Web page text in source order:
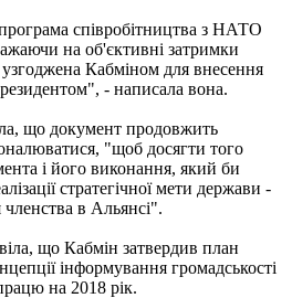
співробітництва з НАТО
на об'єктивні затримки
Кабміном для внесення
- написала вона.
що документ продовжить
"щоб досягти того
і його виконання, який би
стратегічної мети держави -
в Альянсі".
що Кабмін затвердив план
інформування громадськості
на 2018 рік.